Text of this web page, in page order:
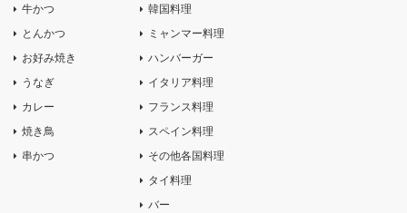
牛かつ
とんかつ
お好み焼き
うなぎ
カレー
焼き鳥
串かつ
韓国料理
ミャンマー料理
ハンバーガー
イタリア料理
フランス料理
スペイン料理
その他各国料理
タイ料理
バー